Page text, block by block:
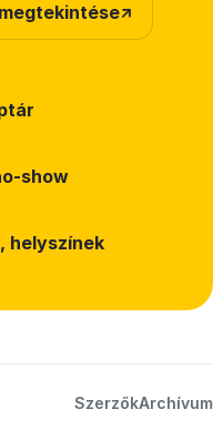
show
helyszínek
SzerzőkArchívum